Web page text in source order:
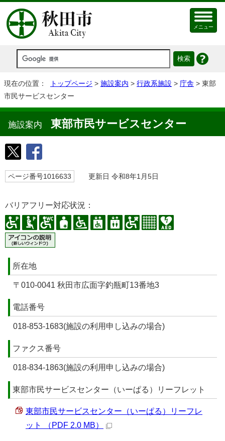
メニュー
現在の位置： トップページ > 施設案内 > 行政系施設 > 庁舎 > 東部
市民サービスセンター
施設案内 東部市民サービスセンター
ページ番号1016633 更新日 令和8年1月5日
バリアフリー対応状況：
所在地
〒010-0041 秋田市広面字釣瓶町13番地3
電話番号
018‐853‐1683(施設の利用申し込みの場合)
ファクス番号
018-834-1863(施設の利用申し込みの場合)
東部市民サービスセンター（いーぱる）リーフレット
東部市民サービスセンター（いーぱる）リーフレ
ット （PDF 2.0 MB）